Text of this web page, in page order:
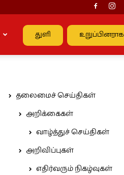
துளி உறுப்பினராக
தலைமைச் செய்திகள்
அறிக்கைகள்
வாழ்த்துச் செய்திகள்
அறிவிப்புகள்
எதிர்வரும் நிகழ்வுகள்